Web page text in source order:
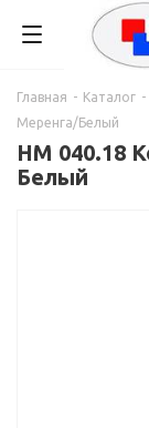
Главная - Каталог -
Меренга/Белый
НМ 040.18
Белый